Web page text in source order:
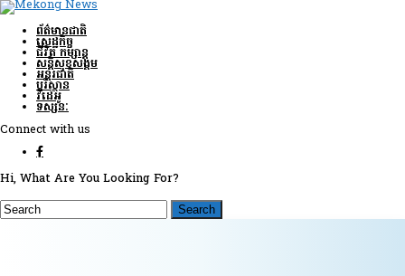
ព័ត៌មានជាតិ
សេដ្ឋកិច្ច
ជីវិត កម្សាន្ត
សន្តិសុខ​សង្គម
អន្តរជាតិ
បរិស្ថាន
វីដេអូ
ទស្សនៈ
Connect with us
Hi, What Are You Looking For?